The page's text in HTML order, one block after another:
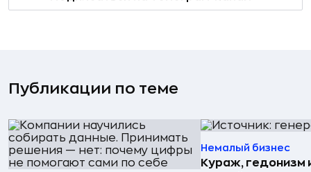
Публикации по теме
Немалый бизнес
Кураж, гедонизм